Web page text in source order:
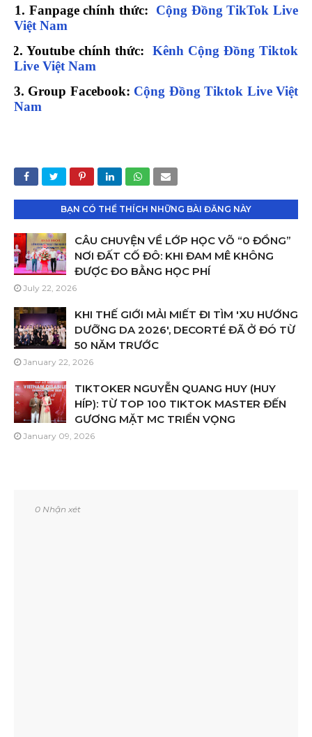
1. Fanpage chính thức: Cộng Đồng TikTok Live
Việt Nam
2. Youtube chính thức:
Kênh Cộng Đồng Tiktok
Live Việt Nam
3. Group Facebook: Cộng Đồng Tiktok Live Việt
Nam
BẠN CÓ THỂ THÍCH NHỮNG BÀI ĐĂNG NÀY
CÂU CHUYỆN VỀ LỚP HỌC VÕ “0 ĐỒNG”
NƠI ĐẤT CỐ ĐÔ: KHI ĐAM MÊ KHÔNG
ĐƯỢC ĐO BẰNG HỌC PHÍ
July 22, 2026
KHI THẾ GIỚI MẢI MIẾT ĐI TÌM 'XU HƯỚNG
DƯỠNG DA 2026', DECORTÉ ĐÃ Ở ĐÓ TỪ
50 NĂM TRƯỚC
January 22, 2026
TIKTOKER NGUYỄN QUANG HUY (HUY
HÍP): TỪ TOP 100 TIKTOK MASTER ĐẾN
GƯƠNG MẶT MC TRIỂN VỌNG
January 09, 2026
0 Nhận xét